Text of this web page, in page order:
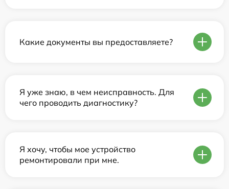
Какие документы вы предоставляете?
Я уже знаю, в чем неисправность. Для
чего проводить диагностику?
Я хочу, чтобы мое устройство
ремонтировали при мне.